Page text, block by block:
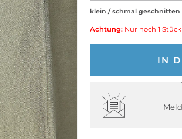
klein / schmal geschnitten
Achtung: Nur noch 1
IN